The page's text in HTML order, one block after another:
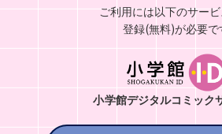
ご利用には以下のサー
登録(無料)が必要で
小学館デジタルコミック